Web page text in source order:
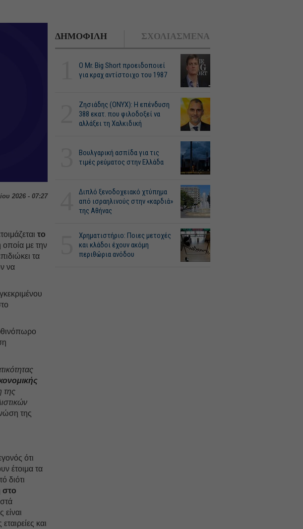
2026 - 07:27
το
οποία με την
τα
να
της
της
ότι
έτοιμα τα
διότι
στο
και
ΔΗΜΟΦΙΛΗ ΣΧΟΛΙΑΣΜΕΝΑ
O Mr. Big Short προειδοποιεί
για κραχ αντίστοιχο του 1987
Ζησιάδης (ONYX): Η επένδυση
388 εκατ. που φιλοδοξεί να
αλλάξει τη Χαλκιδική
Βουλγαρική ασπίδα για τις
τιμές ρεύματος στην Ελλάδα
Διπλό ξενοδοχειακό χτύπημα
από ισραηλινούς στην «καρδιά»
της Αθήνας
Χρηματιστήριο: Ποιες μετοχές
και κλάδοι έχουν ακόμη
περιθώρια ανόδου